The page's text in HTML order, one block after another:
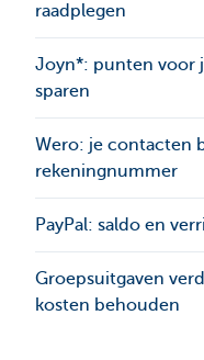
raadplegen
Joyn*: punten voor
sparen
Wero: je contacten
rekeningnummer
PayPal: saldo en
Groepsuitgaven
kosten behouden